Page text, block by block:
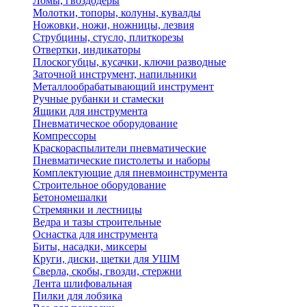
Молотки, топоры, колуны, кувалды
Ножовки, ножи, ножницы, лезвия
Струбцины, стусло, плиткорезы
Отвертки, индикаторы
Плоскогубцы, кусачки, ключи разводные
Заточной инструмент, напильники
Металлообрабатывающий инструмент
Ручные рубанки и стамески
Ящики для инструмента
Пневматическое оборудование
Компрессоры
Краскораспылители пневматические
Пневматические пистолеты и наборы
Комплектующие для пневмоинструмента
Строительное оборудование
Бетономешалки
Стремянки и лестницы
Ведра и тазы строительные
Оснастка для инструмента
Биты, насадки, миксеры
Круги, диски, щетки для УШМ
Сверла, скобы, гвозди, стержни
Лента шлифовальная
Пилки для лобзика